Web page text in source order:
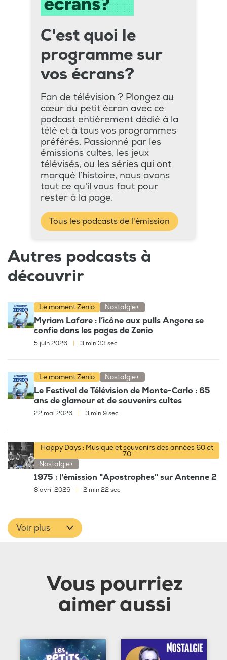
C'est quoi le
programme sur
vos écrans?
Fan de télévision ? Plongez au
cœur du petit écran avec ce
podcast entièrement dédié à la
télé et à tous vos programmes
préférés. Passionné par les
émissions cultes, les jeux
télévisés, ou les séries qui ont
marqué l’histoire, nous avons
tout ce qu'il vous faut pour
rester à la page.
Tous les podcasts de l'émission
Autres podcasts à
découvrir
Le moment Zenio Nostalgie+
Myriam Lafare : l’icône aux pulls Angora se
confie dans les pages de Zenio
5 juin 2026 3 min 33 sec
Le moment Zenio Nostalgie+
Le Festival de Télévision de Monte-Carlo : 65
ans de glamour et de souvenirs cultes
22 mai 2026 3 min 9 sec
Happy Days : Musique et souvenirs des années 60 et
70
Nostalgie+
1975 : l'émission "Apostrophes" sur Antenne 2
8 avril 2026 2 min 22 sec
Voir plus
Vous pourriez
aimer aussi